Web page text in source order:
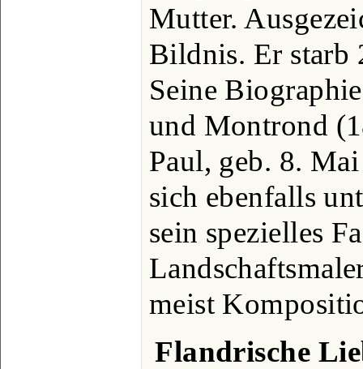
Mutter.
Bildnis. Er starb
Seine
und Montrond
Paul, geb. 8.
sich ebenfalls
sein spezielles
meist
Flandrische